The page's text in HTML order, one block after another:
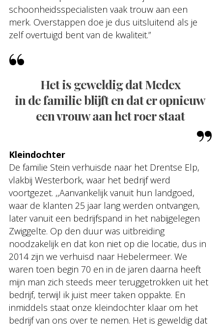
schoonheidsspecialisten vaak trouw aan een
merk. Overstappen doe je dus uitsluitend als je
zelf overtuigd bent van de kwaliteit.”
Het is geweldig dat Medex
in de familie blijft en dat er opnieuw
een vrouw aan het roer staat
Kleindochter
De familie Stein verhuisde naar het Drentse Elp,
vlakbij Westerbork, waar het bedrijf werd
voortgezet. ,,Aanvankelijk vanuit hun landgoed,
waar de klanten 25 jaar lang werden ontvangen,
later vanuit een bedrijfspand in het nabijgelegen
Zwiggelte. Op den duur was uitbreiding
noodzakelijk en dat kon niet op die locatie, dus in
2014 zijn we verhuisd naar Hebelermeer. We
waren toen begin 70 en in de jaren daarna heeft
mijn man zich steeds meer teruggetrokken uit het
bedrijf, terwijl ik juist meer taken oppakte. En
inmiddels staat onze kleindochter klaar om het
bedrijf van ons over te nemen. Het is geweldig dat